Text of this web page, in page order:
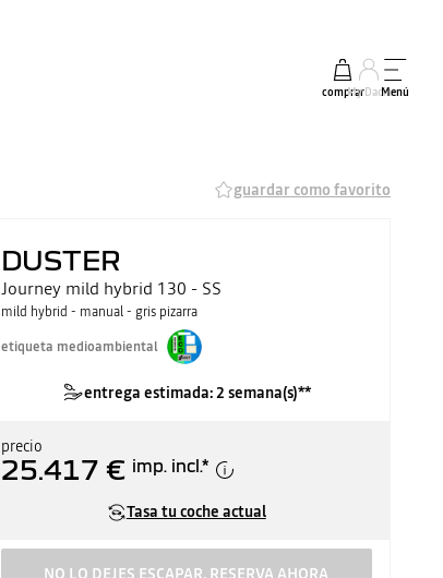
comprarMy DaciaMenú
guardar como favorito
DUSTER
Journey mild hybrid 130 - SS
mild hybrid - manual - gris pizarra
etiqueta medioambiental
entrega estimada: 2 semana(s)**
precio
25.417 € imp. incl.*
Tasa tu coche actual
NO LO DEJES ESCAPAR, RESERVA AHORA